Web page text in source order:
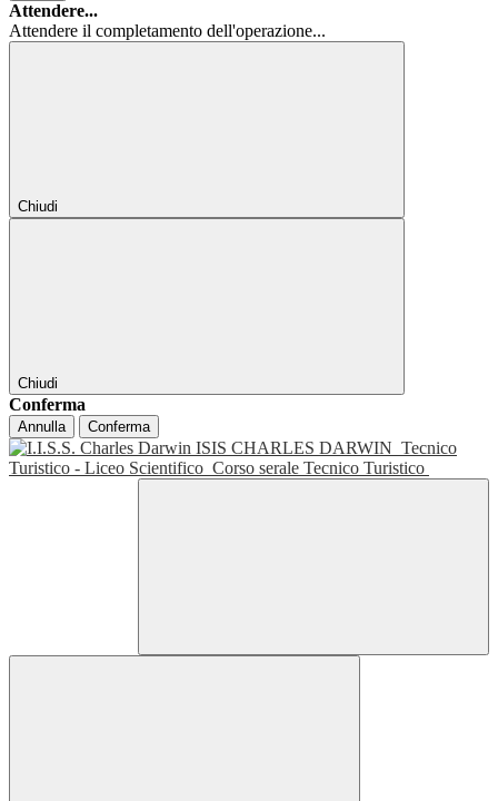
Attendere...
Attendere il completamento dell'operazione...
Chiudi
Chiudi
Conferma
Annulla Conferma
ISIS CHARLES DARWIN Tecnico
Turistico - Liceo Scientifico Corso serale Tecnico Turistico